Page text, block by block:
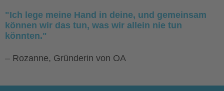
"Ich lege meine Hand in deine, und gemeinsam
können wir das tun, was wir allein nie tun
könnten."
– Rozanne, Gründerin von OA